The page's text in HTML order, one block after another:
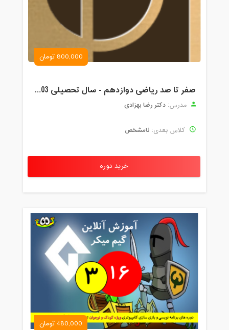
800,000 تومان
صفر تا صد ریاضی دوازدهم - سال تحصیلی 1403-1402
مدرس: دکتر رضا بهزادی
کلاس بعدی: نامشخص
خرید دوره
480,000 تومان